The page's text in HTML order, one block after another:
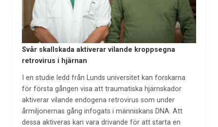
Svår skallskada aktiverar vilande kroppsegna
retrovirus i hjärnan
I en studie ledd från Lunds universitet kan forskarna
för första gången visa att traumatiska hjärnskador
aktiverar vilande endogena retrovirus som under
årmiljonernas gång infogats i människans DNA. Att
dessa aktiveras kan vara drivande för att starta en